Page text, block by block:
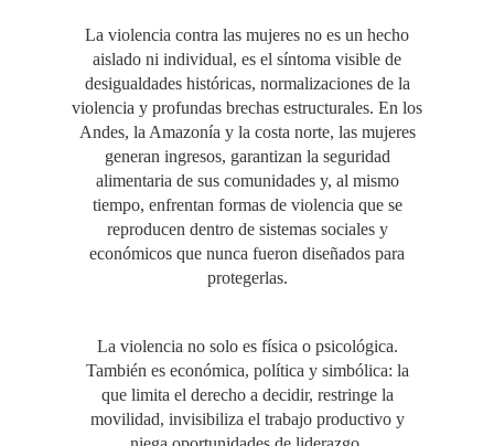
La violencia contra las mujeres no es un hecho
aislado ni individual, es el síntoma visible de
desigualdades históricas, normalizaciones de la
violencia y profundas brechas estructurales. En los
Andes, la Amazonía y la costa norte, las mujeres
generan ingresos, garantizan la seguridad
alimentaria de sus comunidades y, al mismo
tiempo, enfrentan formas de violencia que se
reproducen dentro de sistemas sociales y
económicos que nunca fueron diseñados para
protegerlas.
La violencia no solo es física o psicológica.
También es económica, política y simbólica: la
que limita el derecho a decidir, restringe la
movilidad, invisibiliza el trabajo productivo y